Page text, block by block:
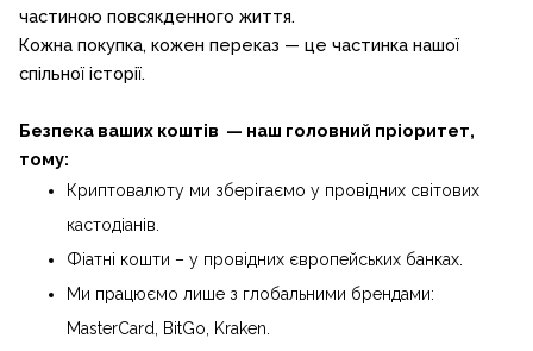
частиною повсякденного життя.
Кожна покупка, кожен переказ — це частинка нашої
спільної історії.
Безпека ваших коштів — наш головний пріоритет,
тому:
Криптовалюту ми зберігаємо у провідних світових
кастодіанів.
Фіатні кошти – у провідних європейських банках.
Ми працюємо лише з глобальними брендами:
MasterCard, BitGo, Kraken.